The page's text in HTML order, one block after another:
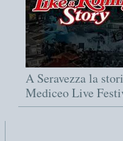
A Seravezza la
Mediceo Live